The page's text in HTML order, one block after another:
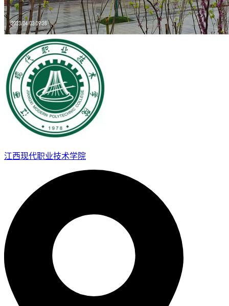
江西现代职业技术学院